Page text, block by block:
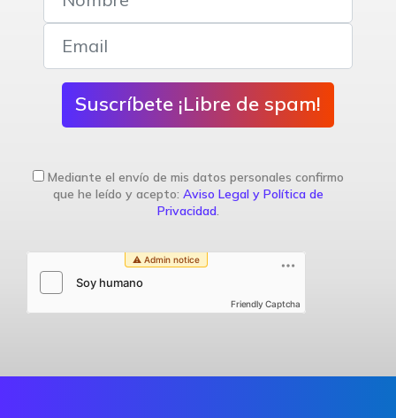
Suscríbete ¡Libre de spam!
Mediante el envío de mis datos personales confirmo
que he leído y acepto: Aviso Legal y Política de
Privacidad.
Friendly Captcha